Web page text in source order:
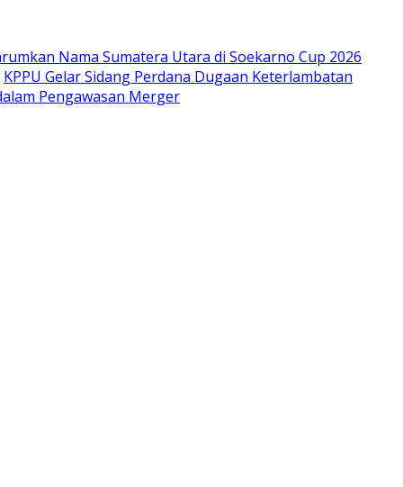
Nama Sumatera Utara di Soekarno Cup 2026
KPPU Gelar Sidang Perdana Dugaan Keterlambatan
Pengawasan Merger